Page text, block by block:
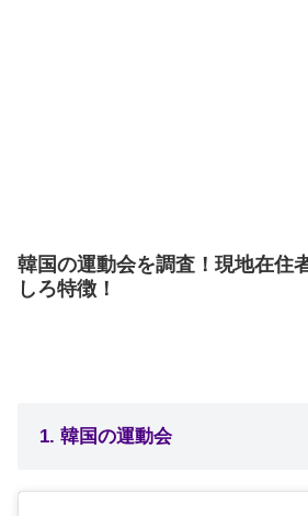
韓国の運動会を調査！現地在住
しろ特徴！
1. 韓国の運動会